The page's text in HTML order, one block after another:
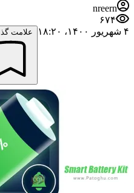
nreern
۶۷۴
۴ شهریور ۱۴۰۰،‏ ۱۸:۲۰
علامت